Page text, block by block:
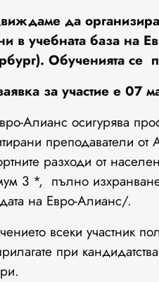
да
в учебната база на
Обученията се
за участие е 07
Алианс осигурява
преподаватели
разходи от
3 *, пълно
на Евро-Алианс/.
всеки участник
при